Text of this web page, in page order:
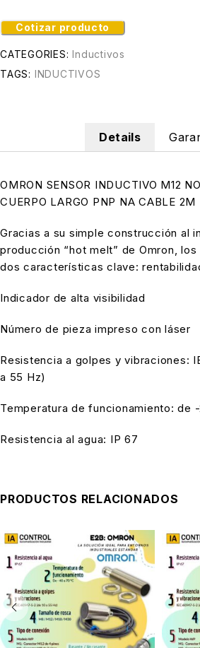
Cotizar producto
CATEGORIES: Inductivos
TAGS: INDUCTIVOS
Details
OMRON SENSOR INDUCTIVO M12
CUERPO LARGO PNP NA CABLE 2M
Gracias a su simple construcción al
producción “hot melt” de Omron, los
dos características clave:
Indicador de alta visibilidad
Número de pieza impreso con láser
Resistencia a golpes y vibraciones:
a 55 Hz)
Temperatura de funcionamiento: de
Resistencia al agua: IP 67
PRODUCTOS RELACIONADOS